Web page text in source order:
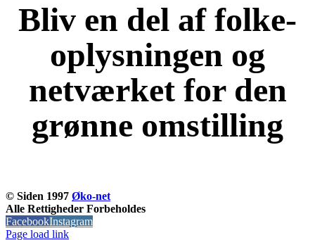
Bliv en del af folke-
oplysningen og
netværket for den
grønne omstilling
© Siden 1997 Øko-net
Alle Rettigheder Forbeholdes
FacebookInstagram
Page load link